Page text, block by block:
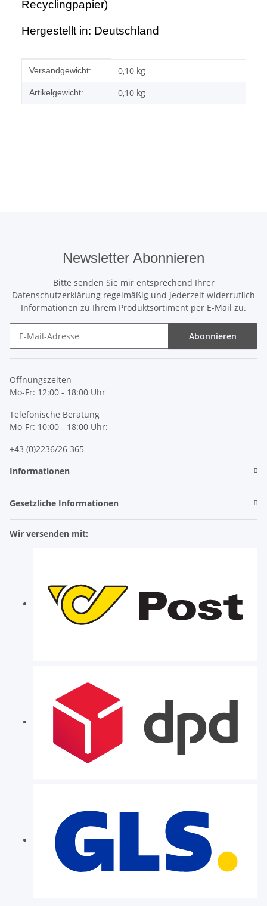
Recyclingpapier)
Hergestellt in: Deutschland
Produkteigenschaft
Wert
Versandgewicht: 0,10 kg
Artikelgewicht: 0,10 kg
Newsletter Abonnieren
Bitte senden Sie mir entsprechend Ihrer
Datenschutzerklärung regelmäßig und jederzeit widerruflich
Informationen zu Ihrem Produktsortiment per E-Mail zu.
Abonnieren
Öffnungszeiten
Mo-Fr: 12:00 - 18:00 Uhr
Telefonische Beratung
Mo-Fr: 10:00 - 18:00 Uhr:
+43 (0)2236/26 365
Informationen
Gesetzliche Informationen
Wir versenden mit: